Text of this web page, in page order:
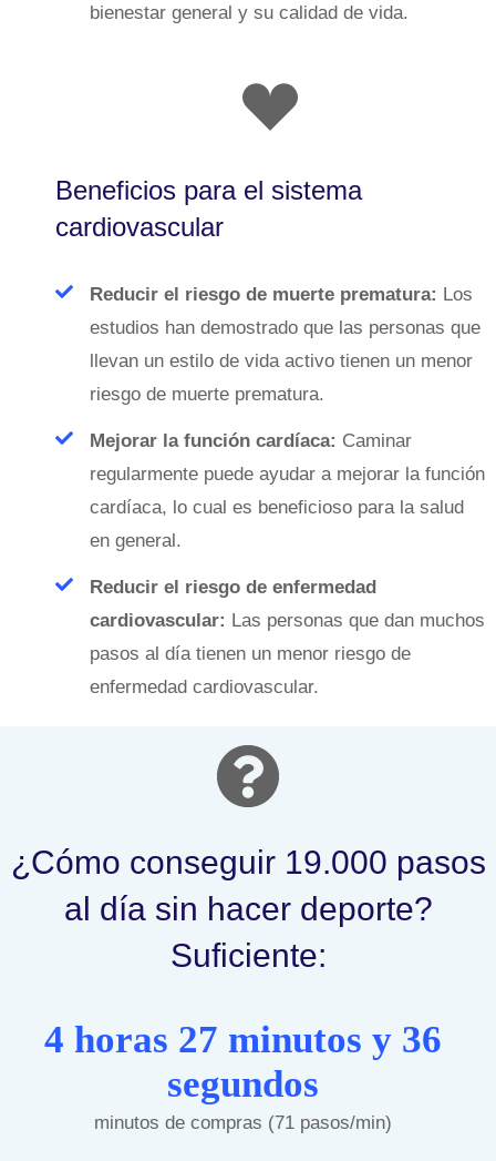
bienestar general y su calidad de vida.
Beneficios para el sistema
cardiovascular
Reducir el riesgo de muerte prematura: Los
estudios han demostrado que las personas que
llevan un estilo de vida activo tienen un menor
riesgo de muerte prematura.
Mejorar la función cardíaca: Caminar
regularmente puede ayudar a mejorar la función
cardíaca, lo cual es beneficioso para la salud
en general.
Reducir el riesgo de enfermedad
cardiovascular: Las personas que dan muchos
pasos al día tienen un menor riesgo de
enfermedad cardiovascular.
¿Cómo conseguir 19.000 pasos
al día sin hacer deporte?
Suficiente:
4 horas 27 minutos y 36
segundos
minutos de compras (71 pasos/min)